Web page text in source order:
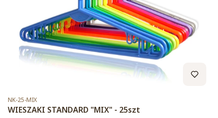
Kod produktu
NK-25-MIX
WIESZAKI STANDARD "MIX" - 25szt